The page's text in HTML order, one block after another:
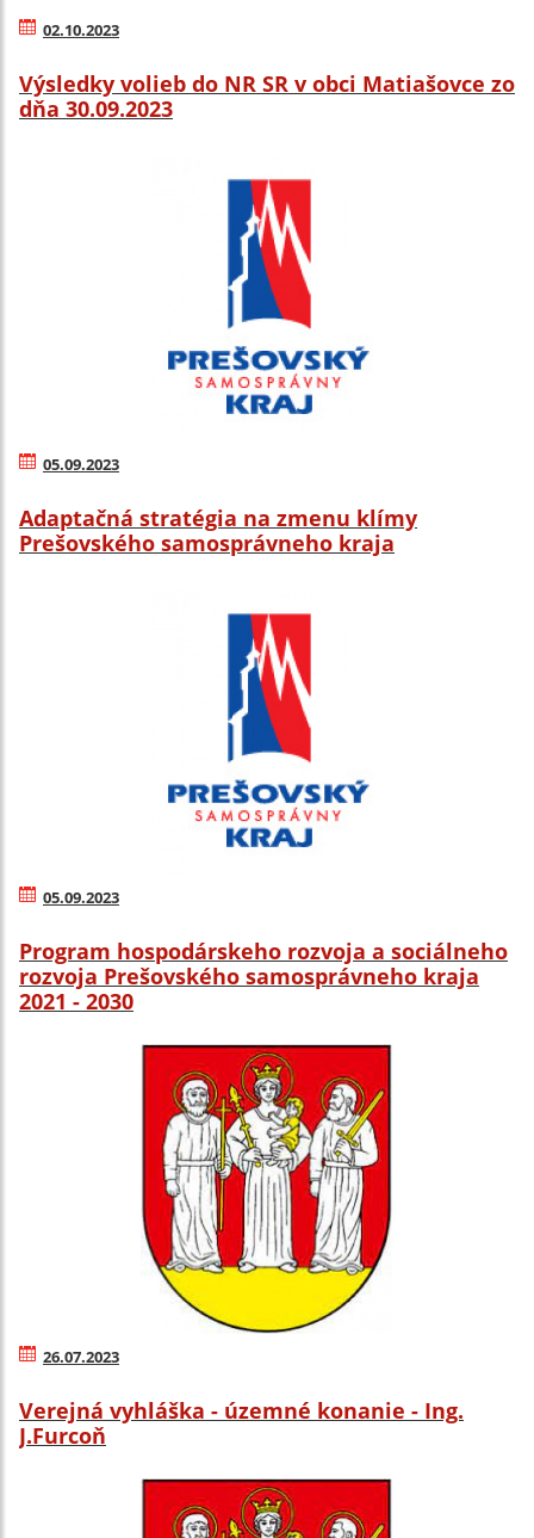
02.10.2023
Výsledky volieb do NR SR v obci Matiašovce zo
dňa 30.09.2023
05.09.2023
Adaptačná stratégia na zmenu klímy
Prešovského samosprávneho kraja
05.09.2023
Program hospodárskeho rozvoja a sociálneho
rozvoja Prešovského samosprávneho kraja
2021 - 2030
26.07.2023
Verejná vyhláška - územné konanie - Ing.
J.Furcoň